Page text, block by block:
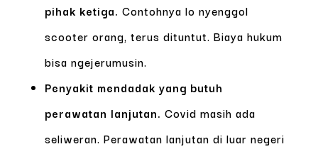
pihak ketiga. Contohnya lo nyenggol
scooter orang, terus dituntut. Biaya hukum
bisa ngejerumusin.
Penyakit mendadak yang butuh
perawatan lanjutan. Covid masih ada
seliweran. Perawatan lanjutan di luar negeri